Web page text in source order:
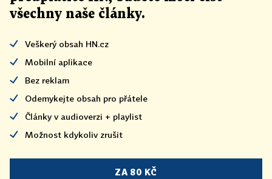
všechny naše články.
Veškerý obsah HN.cz
Mobilní aplikace
Bez reklam
Odemykejte obsah pro přátele
Články v audioverzi + playlist
Možnost kdykoliv zrušit
ZA 80 KČ